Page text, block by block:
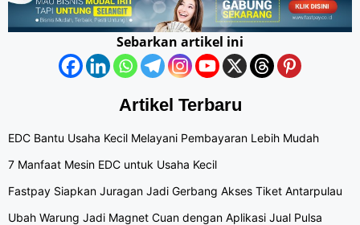
Sebarkan artikel ini
Artikel Terbaru
EDC Bantu Usaha Kecil Melayani Pembayaran Lebih Mudah
7 Manfaat Mesin EDC untuk Usaha Kecil
Fastpay Siapkan Juragan Jadi Gerbang Akses Tiket Antarpulau
Ubah Warung Jadi Magnet Cuan dengan Aplikasi Jual Pulsa